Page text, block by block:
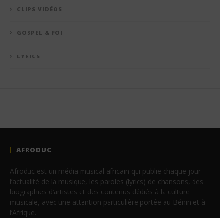
CLIPS VIDÉOS
GOSPEL & FOI
LYRICS
AFRODUC
Afroduc est un média musical africain qui publie chaque jour
l’actualité de la musique, les paroles (lyrics) de chansons, des
biographies d’artistes et des contenus dédiés à la culture
musicale, avec une attention particulière portée au Bénin et à
l’Afrique.